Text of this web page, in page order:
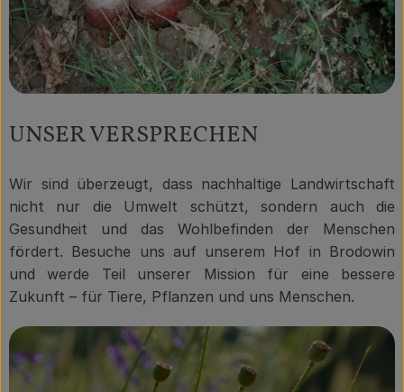
UNSER VERSPRECHEN
Wir sind überzeugt, dass nachhaltige Landwirtschaft
nicht nur die Umwelt schützt, sondern auch die
Gesundheit und das Wohlbefinden der Menschen
fördert. Besuche uns auf unserem Hof in Brodowin
und werde Teil unserer Mission für eine bessere
Zukunft – für Tiere, Pflanzen und uns Menschen.